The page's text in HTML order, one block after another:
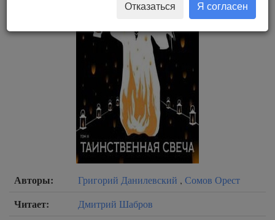
Авторы: Григорий Данилевский , Сомов Орест
Читает: Дмитрий Шабров
Отказаться Я согласен